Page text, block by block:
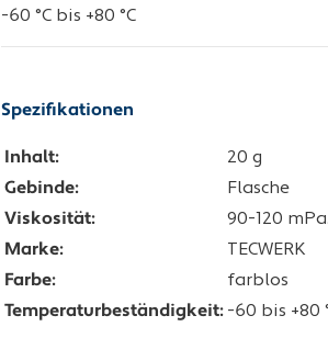
-60 °C bis +80 °C
Spezifikationen
Inhalt:
20 g
Gebinde:
Flasche
Viskosität:
90-120
Marke:
TECWERK
Farbe:
farblos
Temperaturbeständigkeit: -60 bis +80